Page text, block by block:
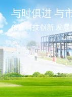
招标
打
迈向世界价值链高
与时俱进 与
依靠科技创新 发
精益求精 铸
立足新起点 开创新